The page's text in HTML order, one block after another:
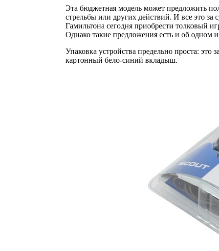
Эта бюджетная модель может предложить
стрельбы или других действий. И все это за
Гамильтона сегодня приобрести толковый
Однако такие предложения есть и об одном
Упаковка устройства предельно проста: это
картонный бело-синий вкладыш.